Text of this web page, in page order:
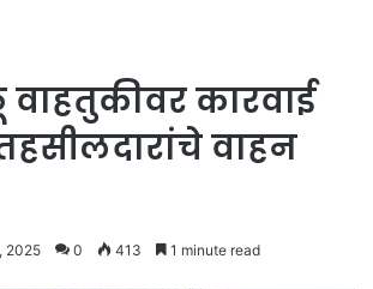
कारवाई
वाहन
2025 0 413 1 minute read